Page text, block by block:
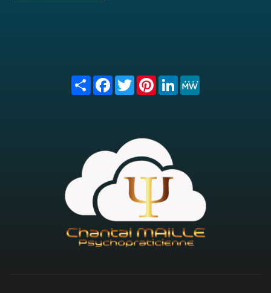
Share FacebookTwitterPinterest
LinkedIn